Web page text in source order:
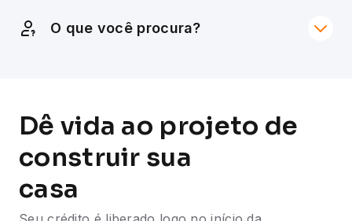
O que você procura?
Dê vida ao projeto de
construir sua
casa